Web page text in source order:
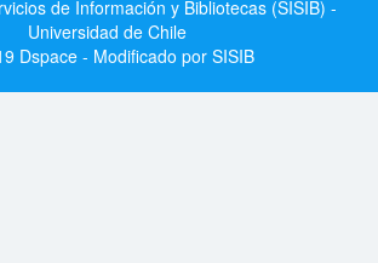
de Información y Bibliotecas (SISIB) -
Universidad de Chile
Dspace - Modificado por SISIB